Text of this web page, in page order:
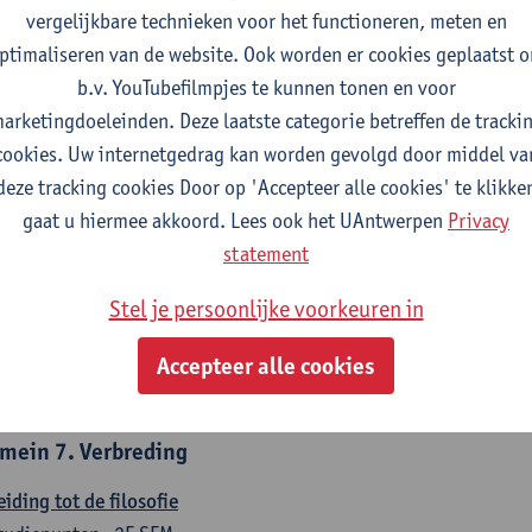
1E/2E SEM
studiepunten
Tom Van Caneghem Christine Lippens
6. Kwantitatieve methoden
statistiek en kansrekenen
2E SEM
studiepunten
Stephan Van der Veeken
methoden en technieken
1E/2E SEM
Ida Ruts
7. Verbreding
tot de filosofie
vergelijkbare technieken voor het functioneren, meten en
van de website. Ook worden er cookies geplaatst
b.v. YouTubefilmpjes te kunnen tonen en voor
Deze laatste categorie betreffen de
Uw internetgedrag kan worden gevolgd door middel
tracking cookies Door op 'Accepteer alle cookies' te
gaat u hiermee akkoord. Lees ook het UAntwerpen Privacy
statement
Stel je persoonlijke voorkeuren in
Accepteer alle cookies